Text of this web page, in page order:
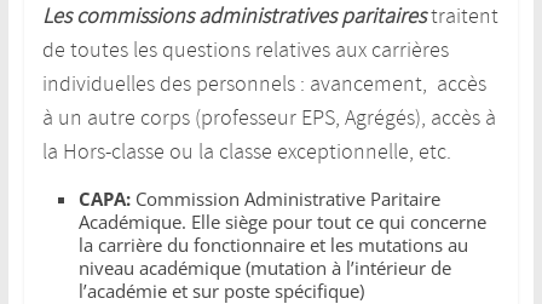
Les commissions administratives paritairestraitent
de toutes les questions relatives aux carrières
individuelles des personnels : avancement, accès
à un autre corps (professeur EPS, Agrégés), accès à
la Hors-classe ou la classe exceptionnelle, etc.
CAPA:Commission Administrative Paritaire
Académique. Elle siège pour tout ce qui concerne
la carrière du fonctionnaire et les mutations au
niveau académique (mutation à l’intérieur de
l’académie et sur poste spécifique)